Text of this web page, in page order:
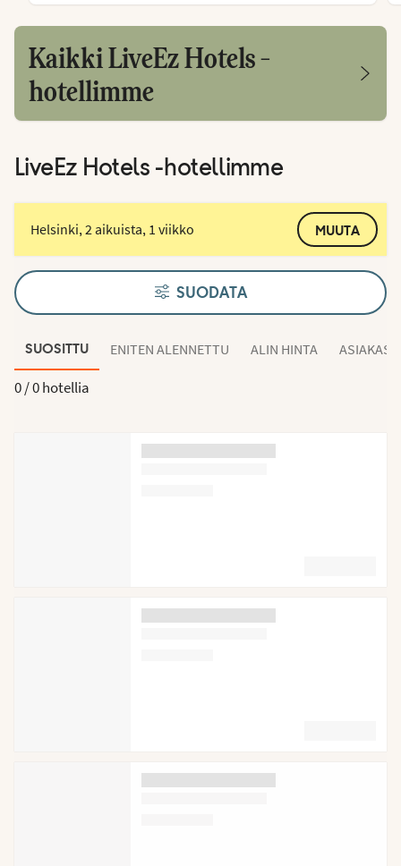
Kaikki LiveEz Hotels -
hotellimme
LiveEz Hotels -hotellimme
Helsinki, 2 aikuista, 1 viikko MUUTA
SUODATA
SUOSITTU ENITEN ALENNETTU ALIN HINTA
0 /0 hotellia